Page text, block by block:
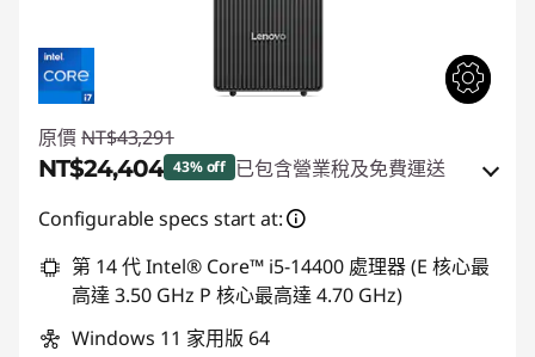
原價 NT$43,291
NT$24,404 43% off 已包含營業稅及免費運送
即時折扣： :-NT$18,481
或
eCoupon 折扣 : -NT$18,887
*以上優惠僅能擇一使用
Configurable specs start at:
第 14 代 Intel® Core™ i5-14400 處理器 (E 核心最
高達 3.50 GHz P 核心最高達 4.70 GHz)
Windows 11 家用版 64